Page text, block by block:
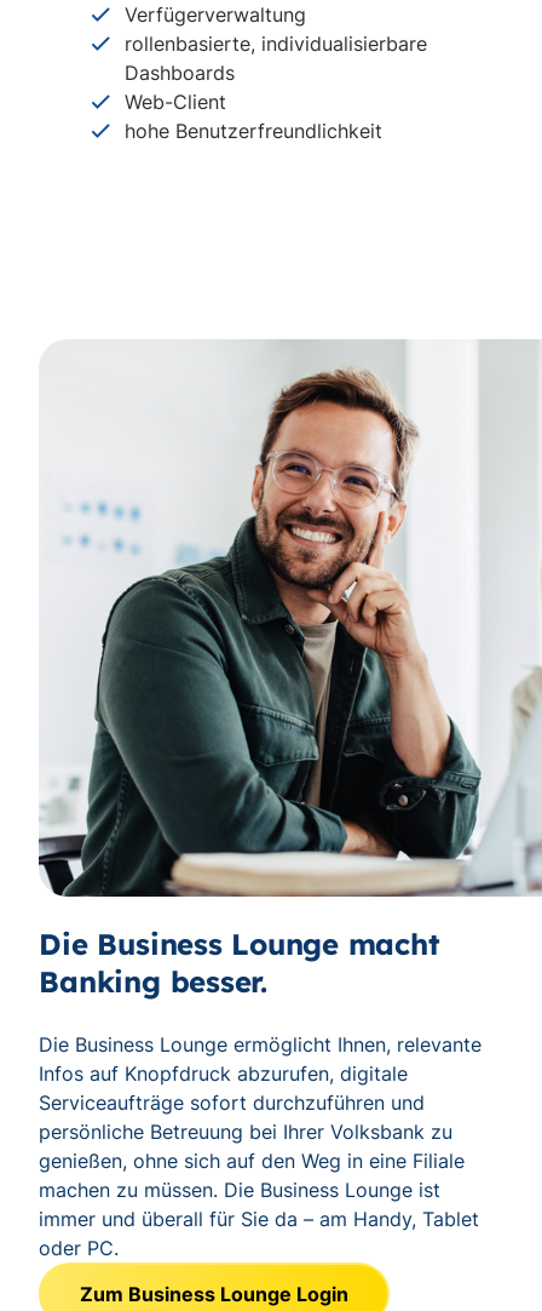
Verfügerverwaltung
rollenbasierte, individualisierbare
Dashboards
Web-Client
hohe Benutzerfreundlichkeit
Die Business Lounge macht
Banking besser.
Die Business Lounge ermöglicht Ihnen, relevante
Infos auf Knopfdruck abzurufen, digitale
Serviceaufträge sofort durchzuführen und
persönliche Betreuung bei Ihrer Volksbank zu
genießen, ohne sich auf den Weg in eine Filiale
machen zu müssen. Die Business Lounge ist
immer und überall für Sie da – am Handy, Tablet
oder PC.
Zum Business Lounge Login